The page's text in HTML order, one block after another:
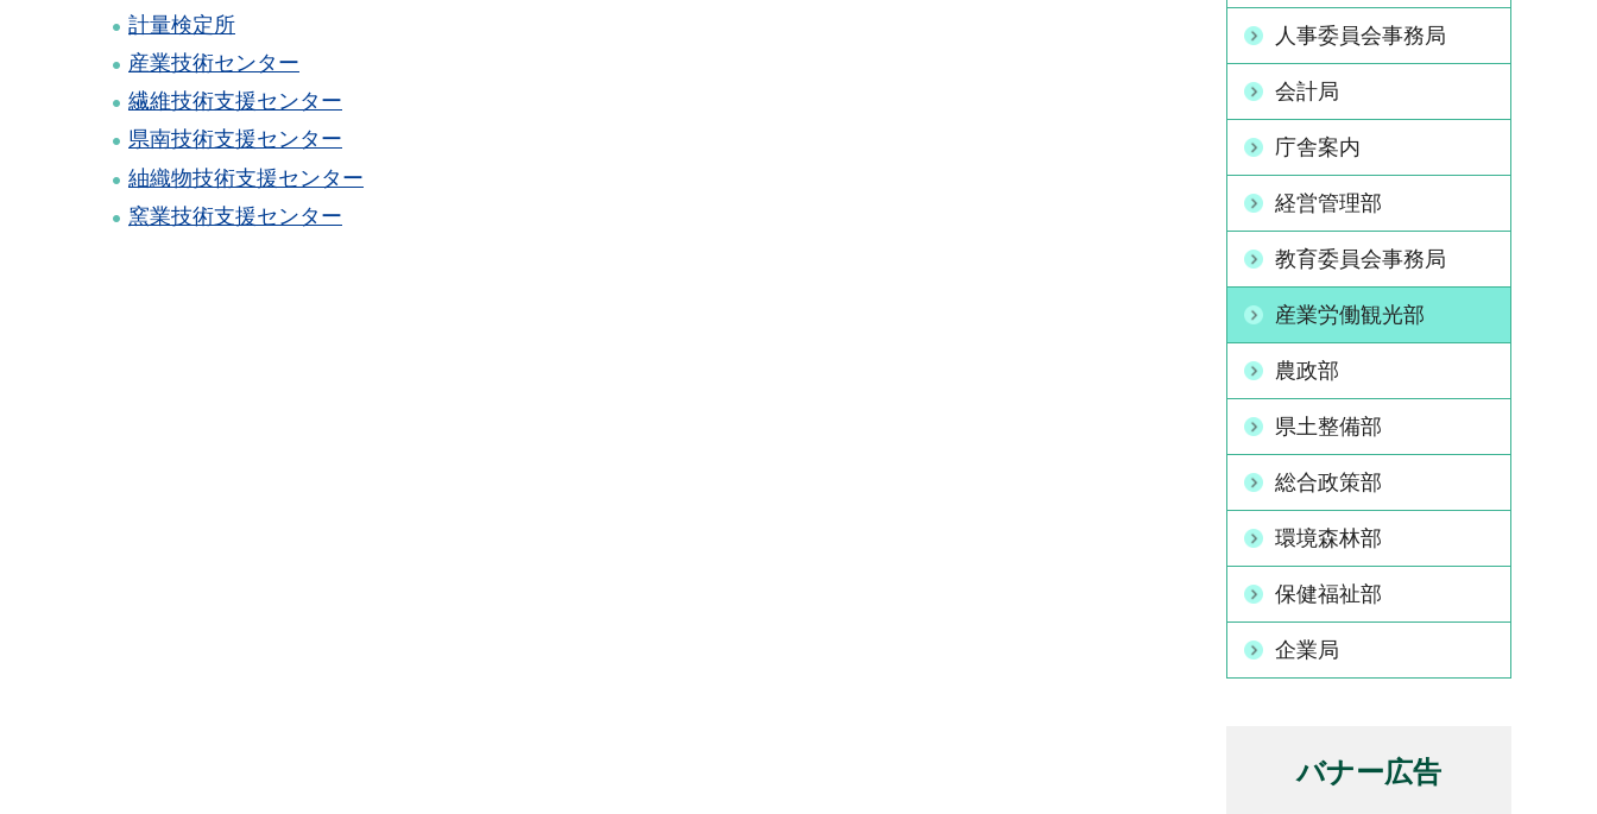
計量検定所
産業技術センター
繊維技術支援センター
県南技術支援センター
紬織物技術支援センター
窯業技術支援センター
人事委員会事務局
会計局
庁舎案内
経営管理部
教育委員会事務局
産業労働観光部
農政部
県土整備部
総合政策部
環境森林部
保健福祉部
企業局
バナー広告